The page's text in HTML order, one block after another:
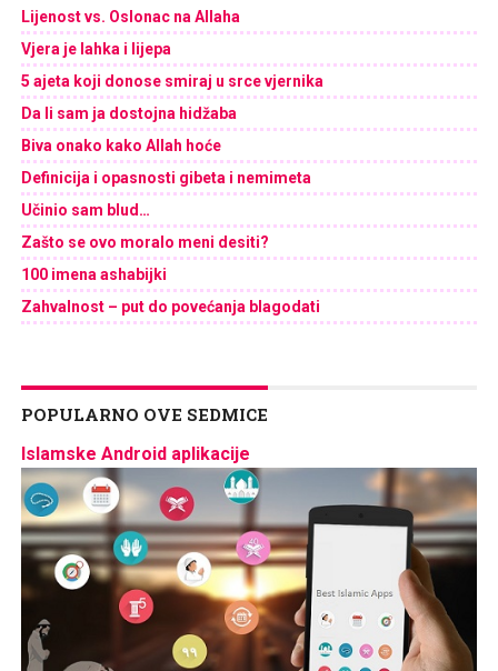
Lijenost vs. Oslonac na Allaha
Vjera je lahka i lijepa
5 ajeta koji donose smiraj u srce vjernika
Da li sam ja dostojna hidžaba
Biva onako kako Allah hoće
Definicija i opasnosti gibeta i nemimeta
Učinio sam blud…
Zašto se ovo moralo meni desiti?
100 imena ashabijki
Zahvalnost – put do povećanja blagodati
POPULARNO OVE SEDMICE
Islamske Android aplikacije